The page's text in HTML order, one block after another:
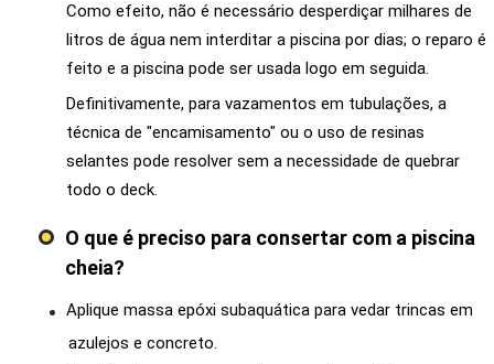
Como efeito, não é necessário desperdiçar milhares de
litros de água nem interditar a piscina por dias; o reparo é
feito e a piscina pode ser usada logo em seguida.
Definitivamente, para vazamentos em tubulações, a
técnica de "encamisamento" ou o uso de resinas
selantes pode resolver sem a necessidade de quebrar
todo o deck.
O que é preciso para consertar com a piscina
cheia?
Aplique massa epóxi subaquática para vedar trincas em
azulejos e concreto.